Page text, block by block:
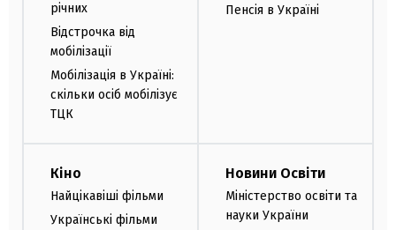
річних
Відстрочка від
мобілізації
Мобілізація в Україні:
скільки осіб мобілізує
ТЦК
Пенсія в Україні
Кіно
Найцікавіші фільми
Українські фільми
Новини Освіти
Міністерство освіти та
науки України